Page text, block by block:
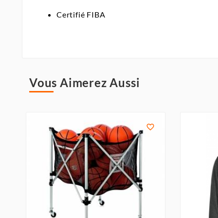
Certifié FIBA
Vous Aimerez Aussi
